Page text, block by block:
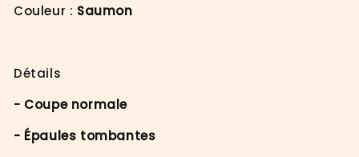
(FEMME)
(FEMME)
Couleur : Saumon
Détails
- Coupe normale
- Épaules tombantes